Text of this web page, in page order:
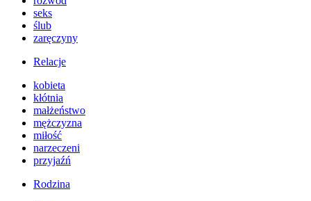
seks
ślub
zaręczyny
Relacje
kobieta
kłótnia
małżeństwo
mężczyzna
miłość
narzeczeni
przyjaźń
Rodzina